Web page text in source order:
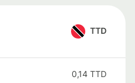
TTD
0,14 TTD